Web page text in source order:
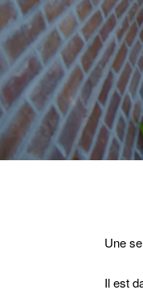
Une
Il est